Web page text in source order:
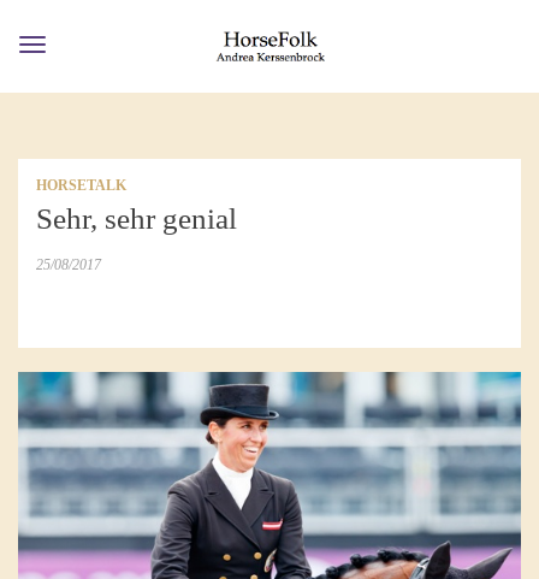
Toggle
HORSETALK
Sehr, sehr genial
25/08/2017